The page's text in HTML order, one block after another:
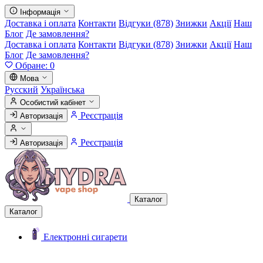
Інформація
Доставка і оплата Контакти Відгуки (878) Знижки Акції Наш
Блог Де замовлення?
Доставка і оплата Контакти Відгуки (878) Знижки Акції Наш
Блог Де замовлення?
Обране: 0
Мова
Русский Українська
Особистий кабінет
Авторизація
Реєстрація
Авторизація Реєстрація
Каталог
Каталог
Електронні сигарети